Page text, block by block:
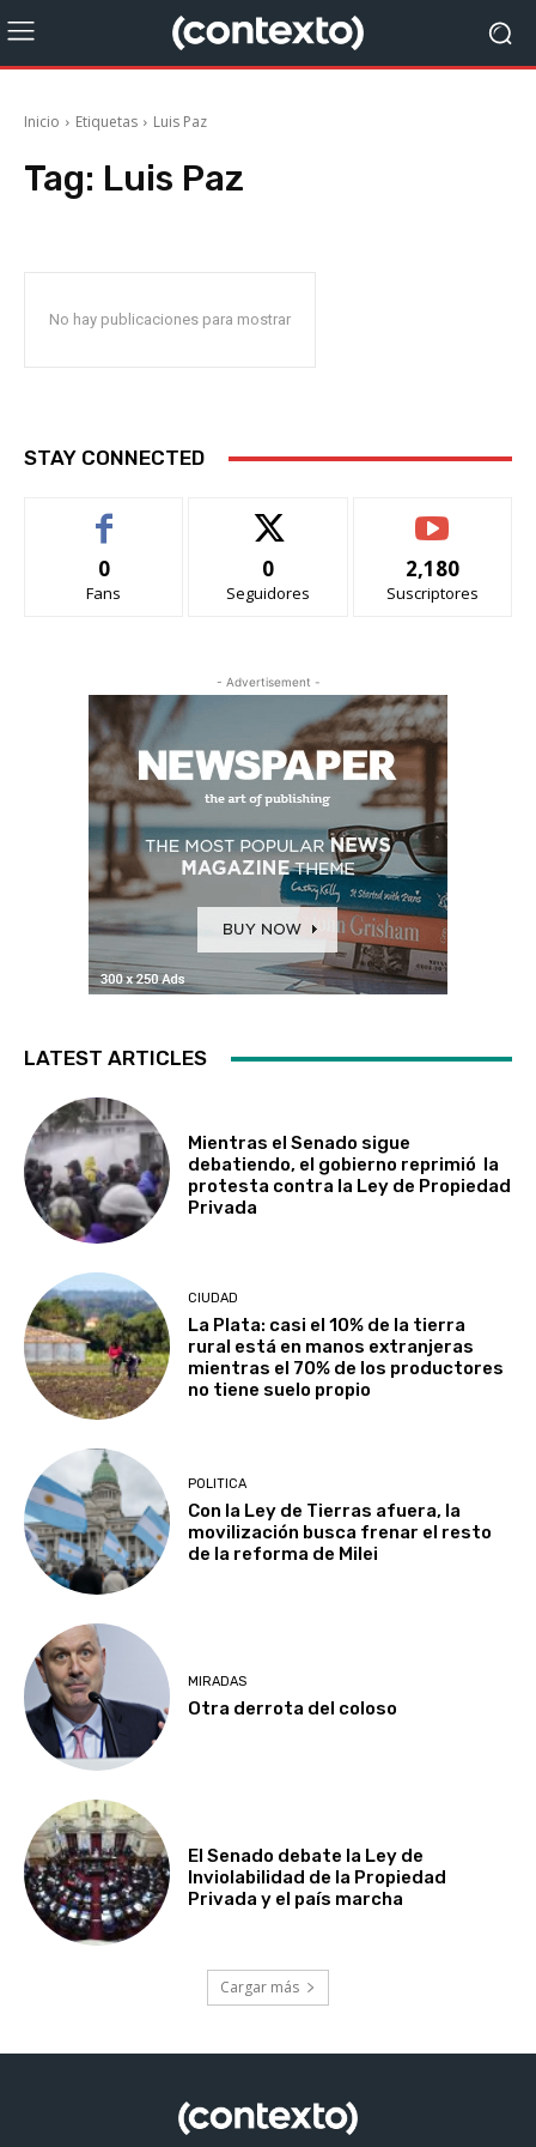
Inicio Etiquetas Luis Paz
Tag: Luis Paz
No hay publicaciones para mostrar
STAY CONNECTED
0
Fans
0
Seguidores
2,180
Suscriptores
- Advertisement -
LATEST ARTICLES
Mientras el Senado sigue
debatiendo, el gobierno reprimió la
protesta contra la Ley de Propiedad
Privada
CIUDAD
La Plata: casi el 10% de la tierra
rural está en manos extranjeras
mientras el 70% de los productores
no tiene suelo propio
POLITICA
Con la Ley de Tierras afuera, la
movilización busca frenar el resto
de la reforma de Milei
MIRADAS
Otra derrota del coloso
El Senado debate la Ley de
Inviolabilidad de la Propiedad
Privada y el país marcha
Cargar más